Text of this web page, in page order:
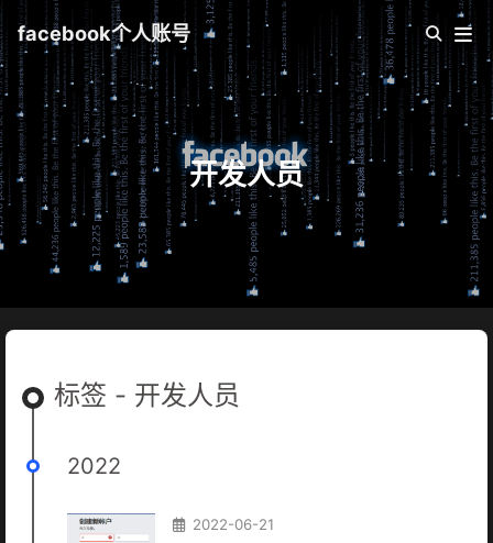
facebook个人账号
开发人员
标签 - 开发人员
2022
2022-06-21